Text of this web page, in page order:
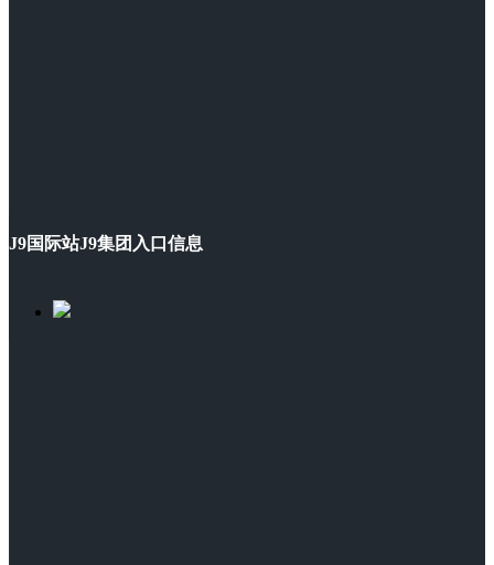
J9国际站J9集团入口信息